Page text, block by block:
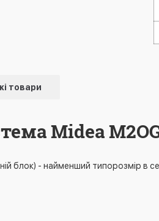
товари
Midea
блок) - найменший типорозмір в